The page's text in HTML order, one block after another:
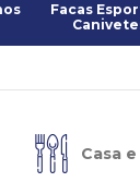
Facas
Casa